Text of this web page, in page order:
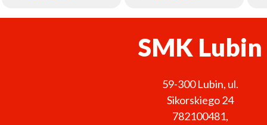
SMK Lubin
59-300 Lubin, ul.
Sikorskiego 24
782100481,